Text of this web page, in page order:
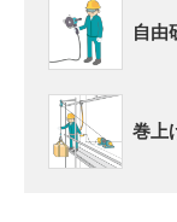
自由
巻上